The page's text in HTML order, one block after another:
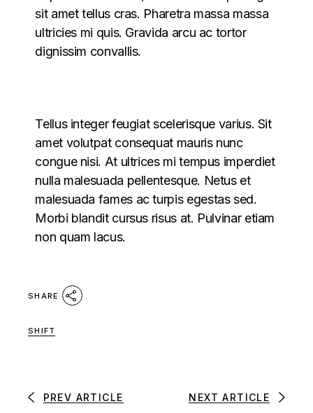
sit amet tellus cras. Pharetra massa massa
ultricies mi quis. Gravida arcu ac tortor
dignissim convallis.
Tellus integer feugiat scelerisque varius. Sit
amet volutpat consequat mauris nunc
congue nisi. At ultrices mi tempus imperdiet
nulla malesuada pellentesque. Netus et
malesuada fames ac turpis egestas sed.
Morbi blandit cursus risus at. Pulvinar etiam
non quam lacus.
SHARE
SHIFT
PREV ARTICLE NEXT ARTICLE